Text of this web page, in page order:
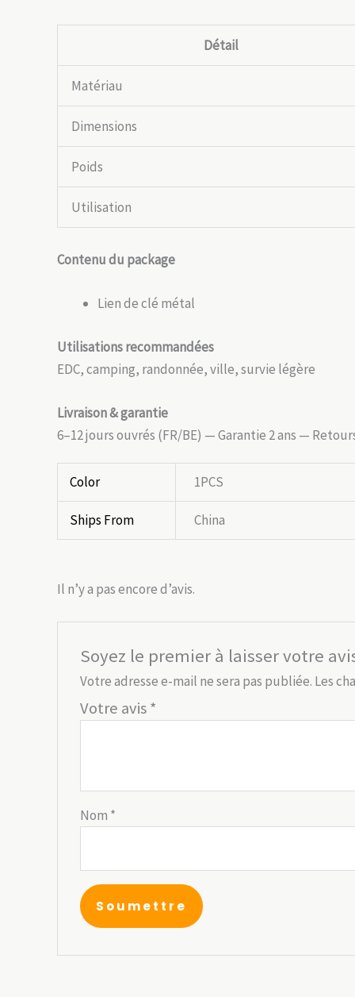
Détail
Matériau
Dimensions
Poids
Utilisation
Contenu du package
Lien de clé métal
Utilisations recommandées
EDC, camping, randonnée, ville, survie légère
Livraison & garantie
6–12 jours ouvrés (FR/BE) — Garantie 2 ans —
Color 1PCS
Ships From China
Il n’y a pas encore d’avis.
Soyez le premier à laisser votre
Votre adresse e-mail ne sera pas publiée. Les
Votre avis*
Nom *